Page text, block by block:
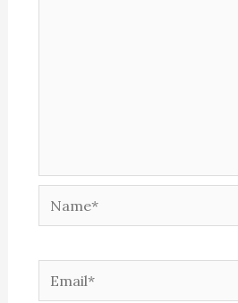
Name*
Email*